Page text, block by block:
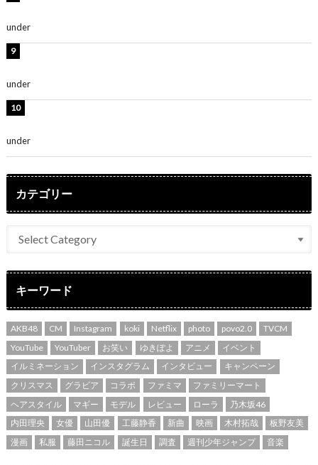
under
under
under
カテゴリー
キーワード
AKB48 CM Instagram koki Netflix photo povo2.0
TVCM
YouTube
YouTuber お笑い ゆきぽよ アニメ
イベント
イルミネーション
インスタグラム インタビュー
キャンペーン
クリスマス
グラビア コラボ ファミマ
ファミリーマート
ヘアスタイル
マギー モデル レビュー ローラ
乃木坂46
内田理央
女優 山田優 工藤静香 新曲 映画 木村拓哉
板野友美
漫画
私服 藤田ニコル 誕生日 調査 週刊少年ジャンプ 音楽